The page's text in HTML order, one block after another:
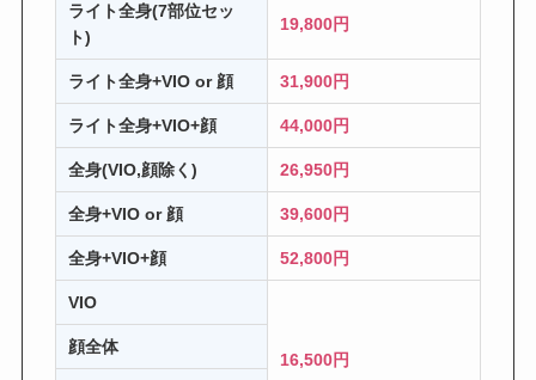
ライト全身(7部位セッ
ト)
19,800円
ライト全身+VIO or 顔 31,900円
ライト全身+VIO+顔 44,000円
全身(VIO,顔除く) 26,950円
全身+VIO or 顔 39,600円
全身+VIO+顔 52,800円
VIO
16,500円
顔全体